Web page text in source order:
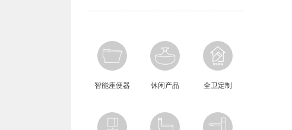
智能座便器 休闲产品 全卫定制